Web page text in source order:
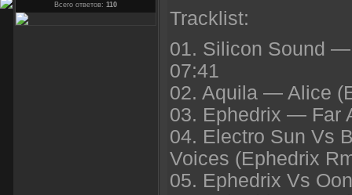
Всего ответов: 110
Tracklist:
01. Silicon Sound
07:41
02. Aquila — Alice
03. Ephedrix — Far
04. Electro Sun Vs
Voices (Ephedrix
05. Ephedrix Vs